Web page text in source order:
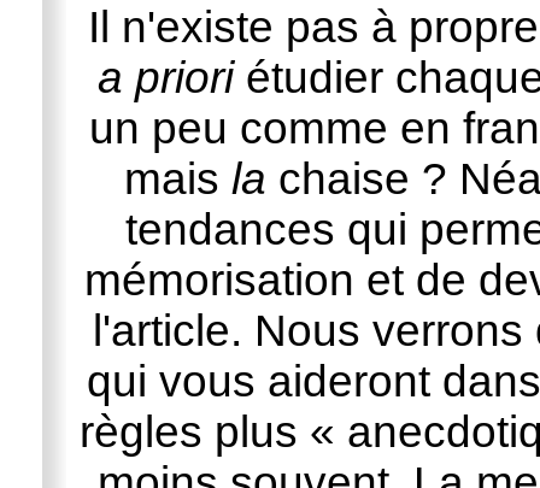
Il n'existe pas à
a prioriétudier
un peu comme en
mais la chaise ?
tendances qui
mémorisation et de
l'article. Nous
qui vous aideront
règles plus «